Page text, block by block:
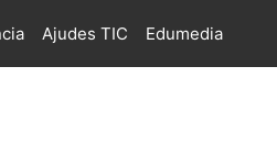
Ajudes TIC Edumedia